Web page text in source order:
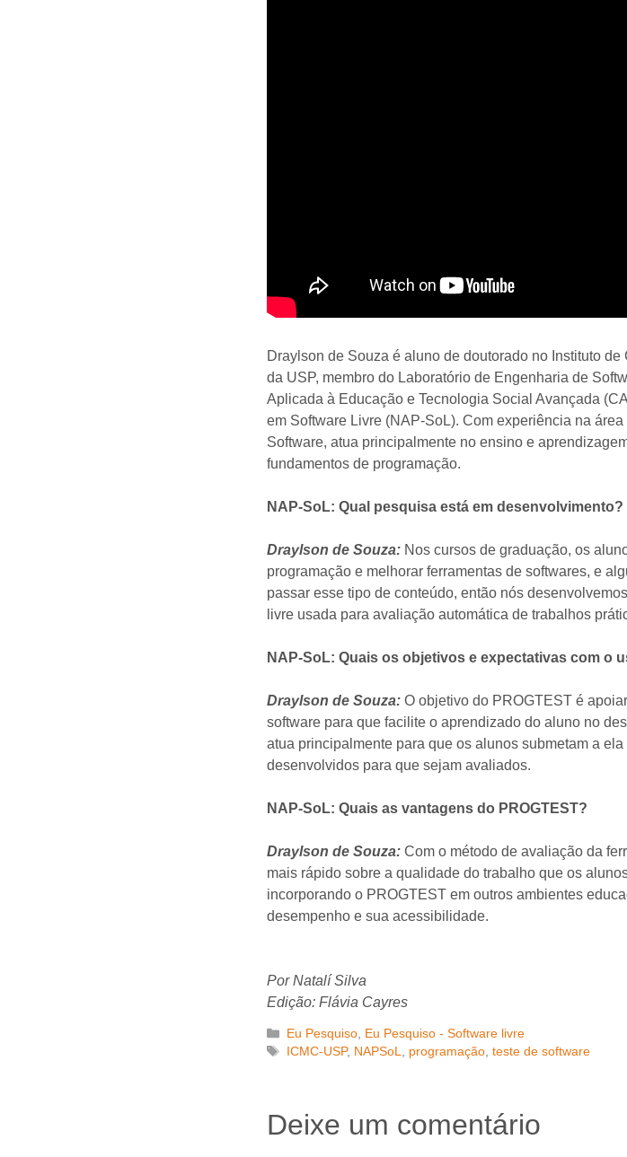
Draylson de Souza é aluno de doutorado no Instituto
da USP, membro do Laboratório de Engenharia de
Aplicada à Educação e Tecnologia Social Avançada
em Software Livre (NAP-SoL). Com experiência na
Software, atua principalmente no ensino e
fundamentos de programação.
NAP-SoL: Qual pesquisa está em desenvolvimento?
Draylson de Souza: Nos cursos de graduação, os
programação e melhorar ferramentas de softwares, e
passar esse tipo de conteúdo, então nós
livre usada para avaliação automática de trabalhos
NAP-SoL: Quais os objetivos e expectativas com o
Draylson de Souza: O objetivo do PROGTEST é
software para que facilite o aprendizado do aluno no
atua principalmente para que os alunos submetam a
desenvolvidos para que sejam avaliados.
NAP-SoL: Quais as vantagens do PROGTEST?
Draylson de Souza: Com o método de avaliação da
mais rápido sobre a qualidade do trabalho que os
incorporando o PROGTEST em outros ambientes
desempenho e sua acessibilidade.
Por Natalí Silva
Edição: Flávia Cayres
Categorias
Eu Pesquiso, Eu Pesquiso - Software livre
Tags
ICMC-USP, NAPSoL, programação, teste de software
Deixe um comentário